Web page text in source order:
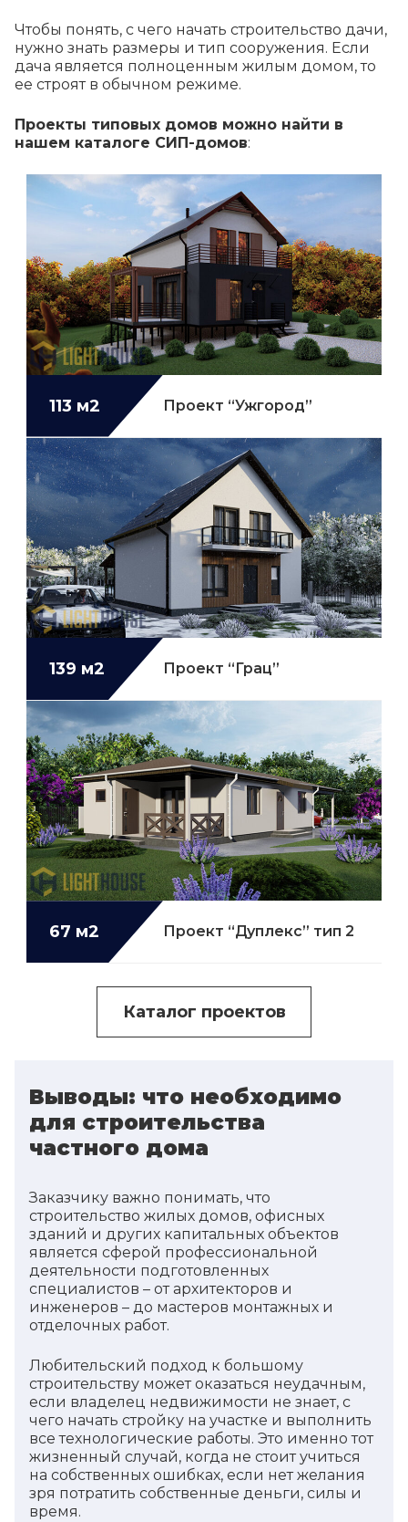
Чтобы понять, с чего начать строительство дачи,
нужно знать размеры и тип сооружения. Если
дача является полноценным жилым домом, то
ее строят в обычном режиме.
Проекты типовых домов можно найти в
нашем каталоге СИП-домов:
113 м2 Проект “Ужгород”
139 м2 Проект “Грац”
67 м2 Проект “Дуплекс” тип 2
Каталог проектов
Выводы: что необходимо
для строительства
частного дома
Заказчику важно понимать, что
строительство жилых домов, офисных
зданий и других капитальных объектов
является сферой профессиональной
деятельности подготовленных
специалистов – от архитекторов и
инженеров – до мастеров монтажных и
отделочных работ.
Любительский подход к большому
строительству может оказаться неудачным,
если владелец недвижимости не знает, с
чего начать стройку на участке и выполнить
все технологические работы. Это именно тот
жизненный случай, когда не стоит учиться
на собственных ошибках, если нет желания
зря потратить собственные деньги, силы и
время.